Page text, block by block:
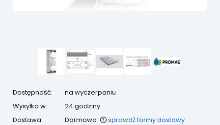
Dostępność:
na wyczerpaniu
Wysyłka w:
24 godziny
Dostawa:
Darmowa
sprawdź formy dostawy